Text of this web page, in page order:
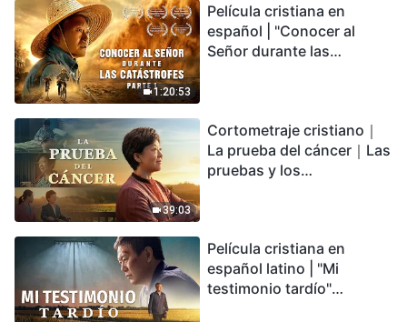
podemos sobrevivir?
1:20:53
Película cristiana en
español | "Conocer al
Señor durante las
encontrarás refugio?
39:03
Cortometraje cristiano｜
La prueba del cáncer｜Las
pruebas y los
Película cristiana en
español latino | "Mi
testimonio tardío"